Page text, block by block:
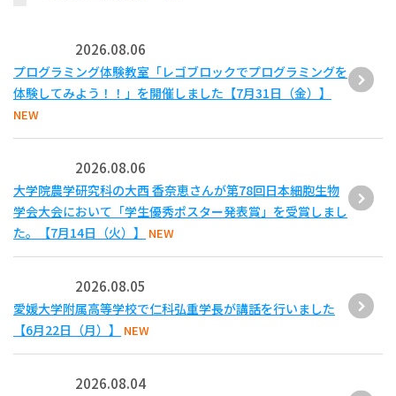
2026.08.06
プログラミング体験教室「レゴブロックでプログラミングを
体験してみよう！！」を開催しました【7月31日（金）】
NEW
2026.08.06
大学院農学研究科の大西 香奈恵さんが第78回日本細胞生物
学会大会において「学生優秀ポスター発表賞」を受賞しまし
た。【7月14日（火）】
NEW
2026.08.05
愛媛大学附属高等学校で仁科弘重学長が講話を行いました
【6月22日（月）】
NEW
2026.08.04